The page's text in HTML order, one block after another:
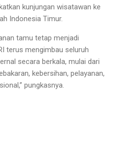
kunjungan wisatawan ke
Indonesia Timur.
tamu tetap menjadi
terus mengimbau seluruh
secara berkala, mulai dari
kebersihan, pelayanan,
pungkasnya.